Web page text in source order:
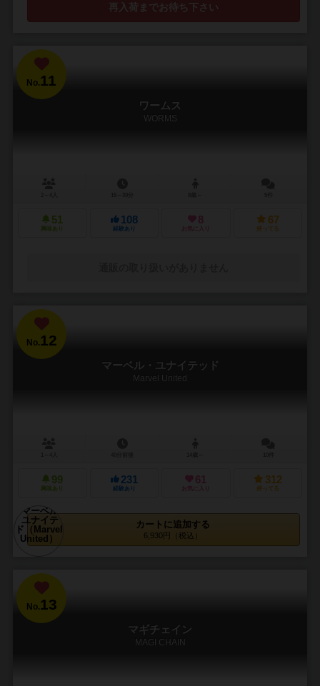
再入荷までお待ち下さい
No.11
ワームス
WORMS
51
興味あり
108
経験あり
8
お気に入り
67
持ってる
No.12
マーベル・ユナイテッド
Marvel United
99
興味あり
231
経験あり
61
お気に入り
312
持ってる
カートに追加する
6,930円（税込）
No.13
マギチェイン
MAGI CHAIN